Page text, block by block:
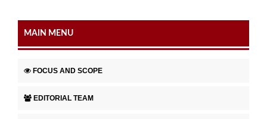
MAIN MENU
FOCUS AND SCOPE
EDITORIAL TEAM